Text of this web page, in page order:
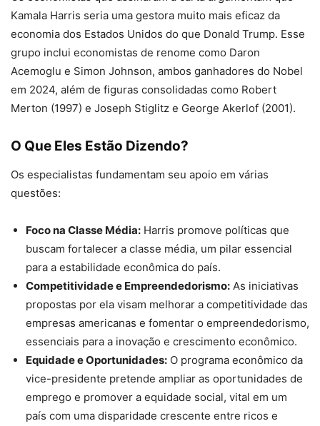
Kamala Harris seria uma gestora muito mais eficaz da
economia dos Estados Unidos do que Donald Trump. Esse
grupo inclui economistas de renome como Daron
Acemoglu e Simon Johnson, ambos ganhadores do Nobel
em 2024, além de figuras consolidadas como Robert
Merton (1997) e Joseph Stiglitz e George Akerlof (2001).
O Que Eles Estão Dizendo?
Os especialistas fundamentam seu apoio em várias
questões:
Foco na Classe Média: Harris promove políticas que
buscam fortalecer a classe média, um pilar essencial
para a estabilidade econômica do país.
Competitividade e Empreendedorismo: As iniciativas
propostas por ela visam melhorar a competitividade das
empresas americanas e fomentar o empreendedorismo,
essenciais para a inovação e crescimento econômico.
Equidade e Oportunidades: O programa econômico da
vice-presidente pretende ampliar as oportunidades de
emprego e promover a equidade social, vital em um
país com uma disparidade crescente entre ricos e